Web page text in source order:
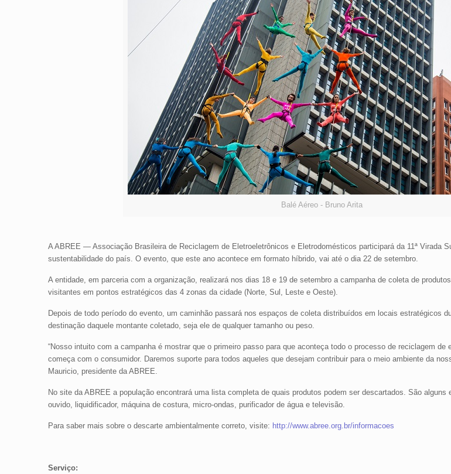
Balé Aéreo - Bruno Arita
A ABREE — Associação Brasileira de Reciclagem de Eletroeletrônicos e Eletrodomésticos participará da 11ª Virada
sustentabilidade do país. O evento, que este ano acontece em formato híbrido, vai até o dia 22 de setembro.
A entidade, em parceria com a organização, realizará nos dias 18 e 19 de setembro a campanha de coleta de
visitantes em pontos estratégicos das 4 zonas da cidade (Norte, Sul, Leste e Oeste).
Depois de todo período do evento, um caminhão passará nos espaços de coleta distribuídos em locais estratégicos
destinação daquele montante coletado, seja ele de qualquer tamanho ou peso.
“Nosso intuito com a campanha é mostrar que o primeiro passo para que aconteça todo o processo de reciclagem de
começa com o consumidor. Daremos suporte para todos aqueles que desejam contribuir para o meio ambiente da
Mauricio, presidente da ABREE.
No site da ABREE a população encontrará uma lista completa de quais produtos podem ser descartados. São
ouvido, liquidificador, máquina de costura, micro-ondas, purificador de água e televisão.
Para saber mais sobre o descarte ambientalmente correto, visite: http://www.abree.org.br/informacoes
Serviço: